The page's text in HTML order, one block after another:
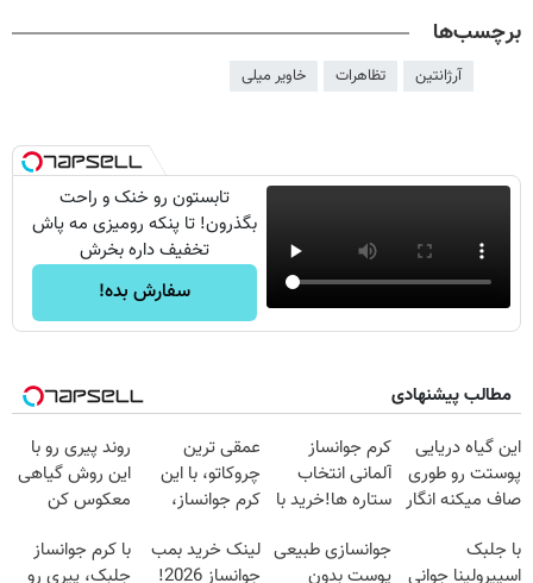
برچسب‌ها
آرژانتین تظاهرات خاویر میلی
تابستون رو خنک و راحت
بگذرون! تا پنکه رومیزی مه پاش
تخفیف داره بخرش
سفارش بده!
مطالب پیشنهادی
این گیاه دریایی
پوستت رو طوری
صاف میکنه انگار
شدی🔥
کرم جوانساز
آلمانی انتخاب
ستاره ها!خرید با
عمقی ترین
چروکاتو، با این
کرم جوانساز،
تخفیف سفارش
روند پیری رو با
این روش گیاهی
معکوس کن
با جلبک
اسپیرولینا جوانی
جوانسازی طبیعی
پوست بدون
لینک خرید بمب
جوانساز 2026!
با کرم جوانساز
جلبک، پیری رو